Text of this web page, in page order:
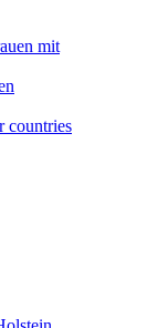
mit
countries